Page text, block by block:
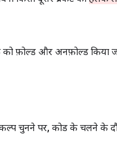
को फ़ोल्ड और अनफ़ोल्ड किया
चुनने पर, कोड के चलने के